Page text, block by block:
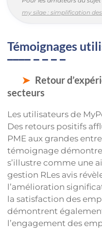
my silae : simplification
Témoignages
Retour
secteurs
Les utilisateurs de
Des retours positifs
PME aux grandes
témoignage
s’illustre comme une
gestion RLes avis
l’amélioration
la satisfaction des
démontrent
l’engagement des